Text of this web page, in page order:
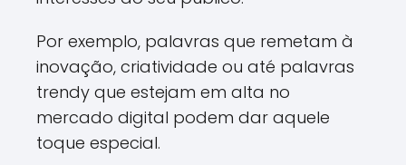
Por exemplo, palavras que remetam à
inovação, criatividade ou até palavras
trendy que estejam em alta no
mercado digital podem dar aquele
toque especial.